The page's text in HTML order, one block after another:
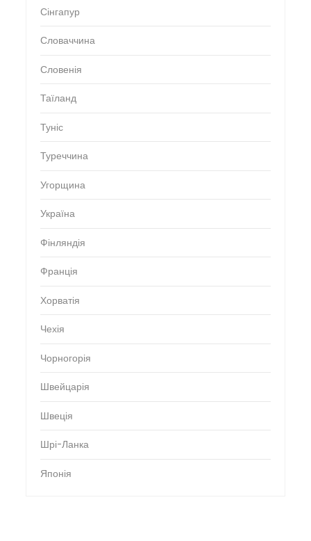
Сінгапур
Словаччина
Словенія
Таїланд
Туніс
Туреччина
Угорщина
Україна
Фінляндія
Франція
Хорватія
Чехія
Чорногорія
Швейцарія
Швеція
Шрі-Ланка
Японія